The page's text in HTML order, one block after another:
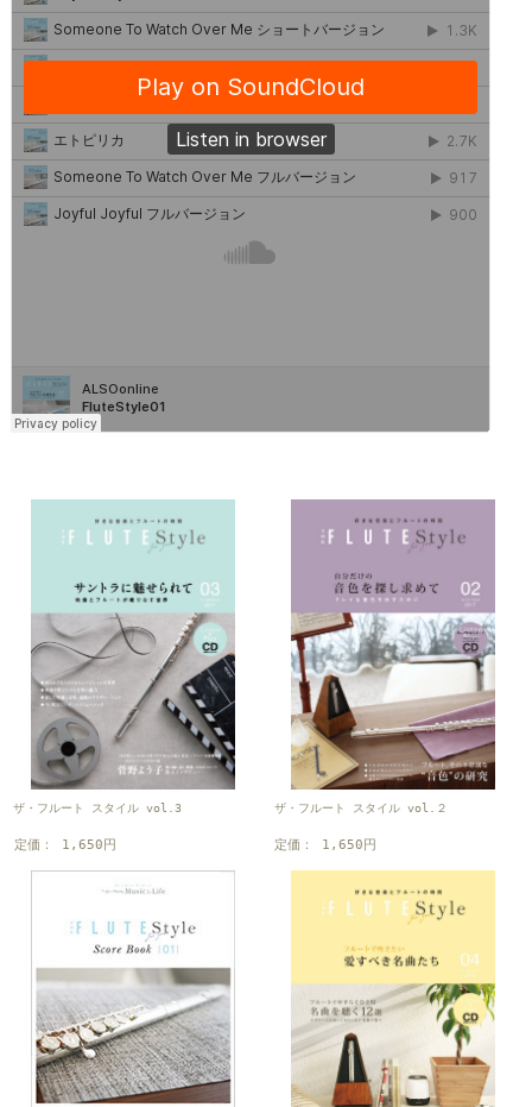
ザ・フルート スタイル vol.3
定価： 1,650円
ザ・フルート スタイル vol.２
定価： 1,650円